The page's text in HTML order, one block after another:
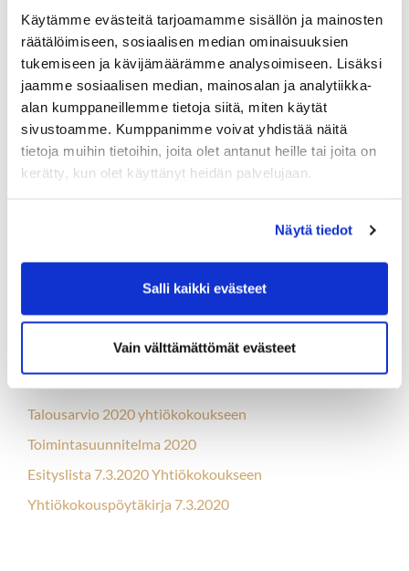
Käytämme evästeitä tarjoamamme sisällön ja mainosten
räätälöimiseen, sosiaalisen median ominaisuuksien
tukemiseen ja kävijämäärämme analysoimiseen. Lisäksi
jaamme sosiaalisen median, mainosalan ja analytiikka-
alan kumppaneillemme tietoja siitä, miten käytät
sivustoamme. Kumppanimme voivat yhdistää näitä
tietoja muihin tietoihin, joita olet antanut heille tai joita on
kerätty, kun olet käyttänyt heidän palvelujaan.
Näytä tiedot
Salli kaikki evästeet
Vain välttämättömät evästeet
Tilinpäätös 2021
Tilintarkastuskertomus 2021
Vuosikertomus 2021
Talousarvio 2022
Toimintasuunnitelma 2022
2021
2020
Talousarvio 2020 yhtiökokoukseen
Toimintasuunnitelma 2020
Esityslista 7.3.2020 Yhtiökokoukseen
Yhtiökokouspöytäkirja 7.3.2020